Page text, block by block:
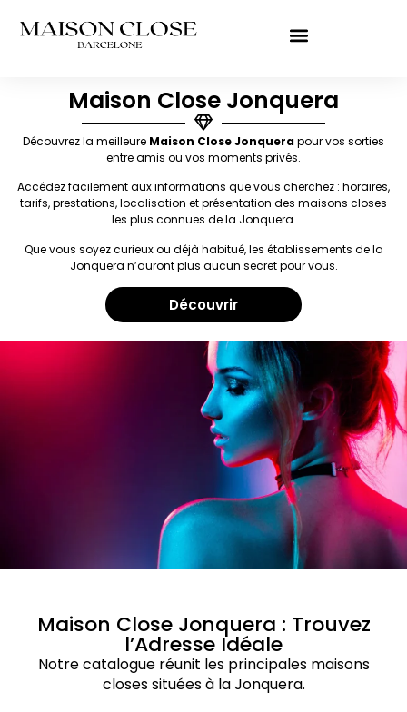
Maison Close Jonquera
Découvrez la meilleure Maison Close Jonquerapour vos sorties
entre amis ou vos moments privés.
Accédez facilement aux informations que vous cherchez : horaires,
tarifs, prestations, localisation et présentation des maisons closes
les plus connues de la Jonquera.
Que vous soyez curieux ou déjà habitué, les établissements de la
Jonquera n’auront plus aucun secret pour vous.
Découvrir
Maison Close Jonquera : Trouvez
l’Adresse Idéale
Notre catalogue réunit les principales maisons
closes situées à la Jonquera.